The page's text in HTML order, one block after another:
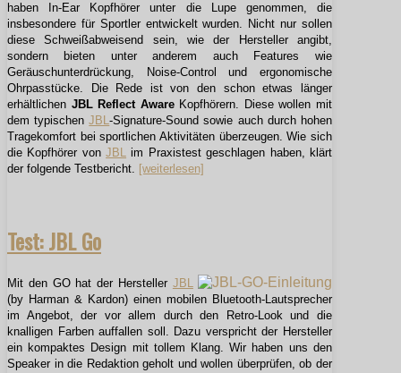
haben In-Ear Kopfhörer unter die Lupe genommen, die
insbesondere für Sportler entwickelt wurden. Nicht nur sollen
diese Schweißabweisend sein, wie der Hersteller angibt,
sondern bieten unter anderem auch Features wie
Geräuschunterdrückung, Noise-Control und ergonomische
Ohrpasstücke. Die Rede ist von den schon etwas länger
erhältlichen JBL Reflect AwareKopfhörern. Diese wollen mit
dem typischenJBL-Signature-Sound sowie auch durch hohen
Tragekomfort bei sportlichen Aktivitäten überzeugen. Wie sich
die Kopfhörer vonJBL
im Praxistest geschlagen haben, klärt
der folgende Testbericht.
[weiterlesen]
Test: JBL Go
Mit den GO hat der Hersteller JBL
(by Harman & Kardon) einen mobilen Bluetooth-Lautsprecher
im Angebot, der vor allem durch den Retro-Look und die
knalligen Farben auffallen soll. Dazu verspricht der Hersteller
ein kompaktes Design mit tollem Klang. Wir haben uns den
Speaker in die Redaktion geholt und wollen überprüfen, ob der